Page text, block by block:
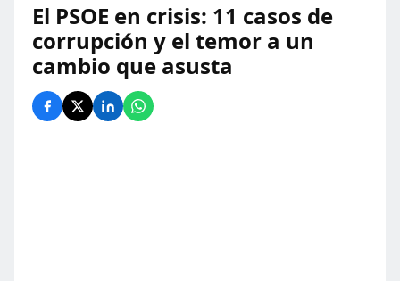
El PSOE en crisis: 11 casos de
corrupción y el temor a un
cambio que asusta